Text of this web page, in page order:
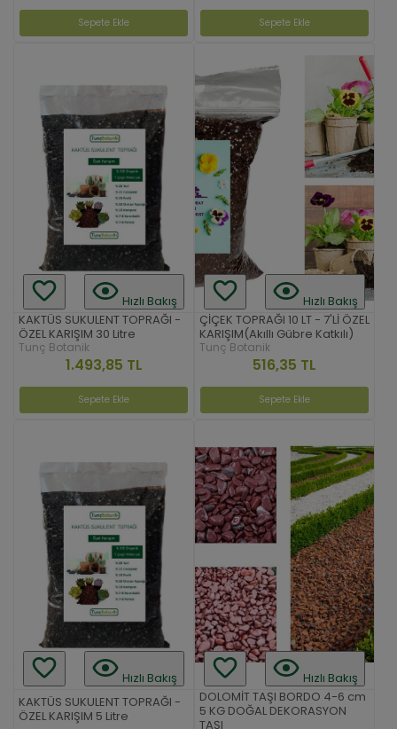
Sepete Ekle Sepete Ekle
Hızlı Bakış
KAKTÜS SUKULENT TOPRAĞI -
ÖZEL KARIŞIM 30 Litre
Tunç Botanik
1.493,85 TL
Sepete Ekle
Hızlı Bakış
ÇİÇEK TOPRAĞI 10 LT - 7'Lİ ÖZEL
KARIŞIM(Akıllı Gübre Katkılı)
Tunç Botanik
516,35 TL
Sepete Ekle
Hızlı Bakış
KAKTÜS SUKULENT TOPRAĞI -
ÖZEL KARIŞIM 5 Litre
Hızlı Bakış
DOLOMİT TAŞI BORDO 4-6 cm
5 KG DOĞAL DEKORASYON
TAŞI